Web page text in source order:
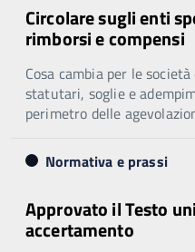
Circolare sugli enti
rimborsi e compensi
Cosa cambia per le
statutari, soglie e
perimetro delle
Normativa e prassi
Approvato il Testo
accertamento